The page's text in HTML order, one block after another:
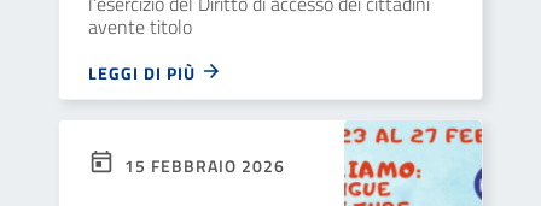
avente titolo
LEGGI DI PIÙ
15 FEBBRAIO 2026